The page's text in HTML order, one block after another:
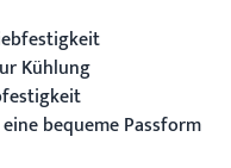
Kühlung
bequeme Passform